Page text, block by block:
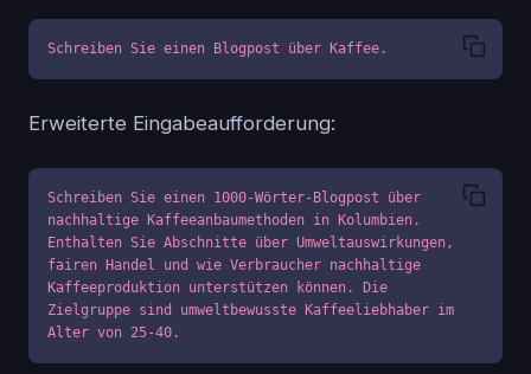
Schreiben Sie einen Blogpost über Kaffee.
Erweiterte Eingabeaufforderung:
Schreiben Sie einen 1000-Wörter-Blogpost über
nachhaltige Kaffeeanbaumethoden in Kolumbien.
Enthalten Sie Abschnitte über Umweltauswirkungen,
fairen Handel und wie Verbraucher nachhaltige
Kaffeeproduktion unterstützen können. Die
Zielgruppe sind umweltbewusste Kaffeeliebhaber im
Alter von 25-40.